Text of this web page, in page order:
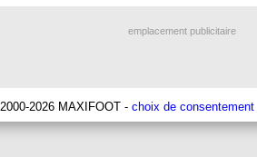
emplacement publicitaire
2026 MAXIFOOT - choix de consentement